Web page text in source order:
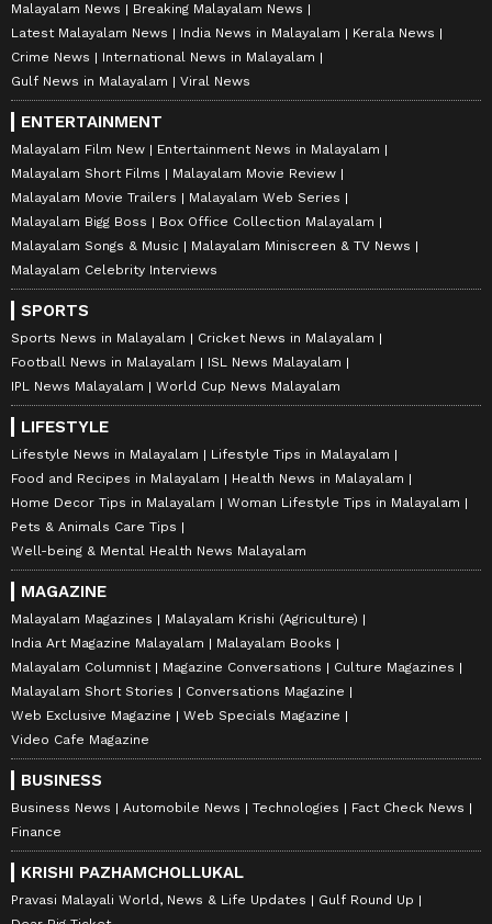
Malayalam News
Breaking Malayalam News
Latest Malayalam News
India News in Malayalam
Kerala News
Crime News
International News in Malayalam
Gulf News in Malayalam
Viral News
ENTERTAINMENT
Malayalam Film New
Entertainment News in Malayalam
Malayalam Short Films
Malayalam Movie Review
Malayalam Movie Trailers
Malayalam Web Series
Malayalam Bigg Boss
Box Office Collection Malayalam
Malayalam Songs & Music
Malayalam Miniscreen & TV News
Malayalam Celebrity Interviews
SPORTS
Sports News in Malayalam
Cricket News in Malayalam
Football News in Malayalam
ISL News Malayalam
IPL News Malayalam
World Cup News Malayalam
LIFESTYLE
Lifestyle News in Malayalam
Lifestyle Tips in Malayalam
Food and Recipes in Malayalam
Health News in Malayalam
Home Decor Tips in Malayalam
Woman Lifestyle Tips in Malayalam
Pets & Animals Care Tips
Well-being & Mental Health News Malayalam
MAGAZINE
Malayalam Magazines
Malayalam Krishi (Agriculture)
India Art Magazine Malayalam
Malayalam Books
Malayalam Columnist
Magazine Conversations
Culture Magazines
Malayalam Short Stories
Conversations Magazine
Web Exclusive Magazine
Web Specials Magazine
Video Cafe Magazine
BUSINESS
Business News Automobile News Technologies
Fact Check News
Finance
KRISHI PAZHAMCHOLLUKAL
Pravasi Malayali World, News & Life Updates
Gulf Round Up